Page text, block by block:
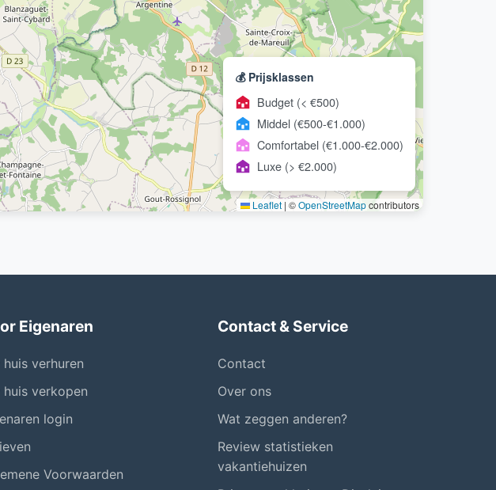
💰 Prijsklassen
Budget (< €500)
Middel (€500-€1.000)
Comfortabel (€1.000-€2.000)
Luxe (> €2.000)
Leaflet | ©OpenStreetMapcontributors
Eigenaren
huis verhuren
huis verkopen
login
Voorwaarden
Contact & Service
Contact
Over ons
Wat zeggen anderen?
Review statistieken
vakantiehuizen